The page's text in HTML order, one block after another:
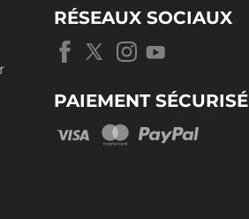
RÉSEAUX SOCIAUX
PAIEMENT SÉCURISÉ